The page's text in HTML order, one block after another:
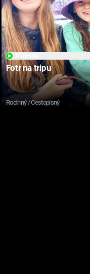
Fotr na tripu
Rodinný / Cestopisný